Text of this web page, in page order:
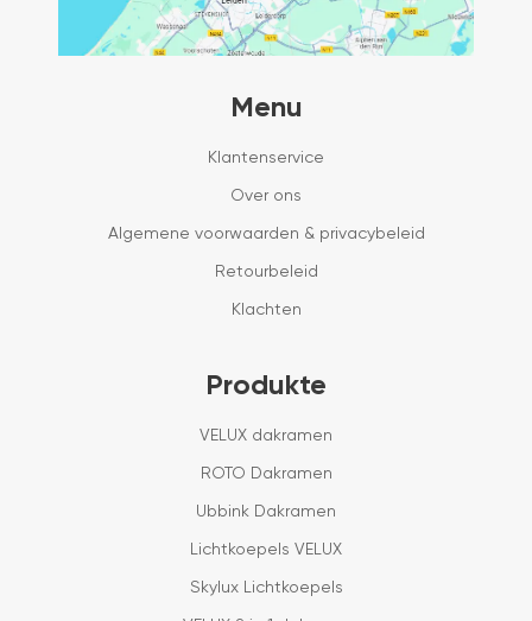
Menu
Klantenservice
Over ons
Algemene voorwaarden & privacybeleid
Retourbeleid
Klachten
Produkte
VELUX dakramen
ROTO Dakramen
Ubbink Dakramen
Lichtkoepels VELUX
Skylux Lichtkoepels